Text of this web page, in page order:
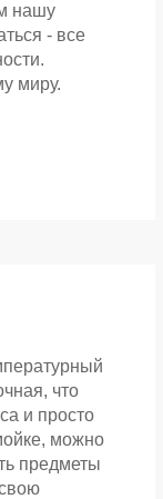
нашу
- все
миру.
что
и просто
можно
предметы